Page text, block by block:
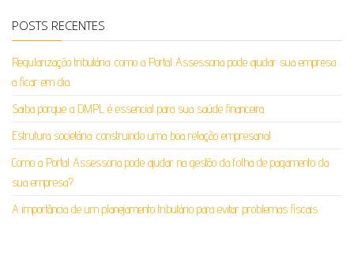
POSTS RECENTES
Regularização tributária: como a Portal Assessoria pode ajudar sua empresa
a ficar em dia
Saiba porque a DMPL é essencial para sua saúde financeira
Estrutura societária: construindo uma boa relação empresarial
Como a Portal Assessoria pode ajudar na gestão da folha de pagamento da
sua empresa?
A importância de um planejamento tributário para evitar problemas fiscais